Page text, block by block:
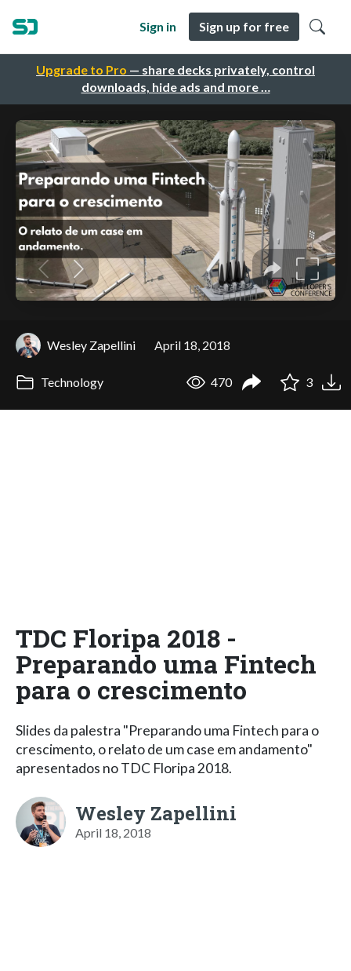
Upgrade to Pro — share decks privately, control
downloads, hide ads and more …
Sign in Sign up for free
Wesley Zapellini April 18, 2018
Technology 470 3
TDC Floripa 2018 -
Preparando uma Fintech
para o crescimento
Slides da palestra "Preparando uma Fintech para o
crescimento, o relato de um case em andamento"
apresentados no TDC Floripa 2018.
Wesley Zapellini
April 18, 2018